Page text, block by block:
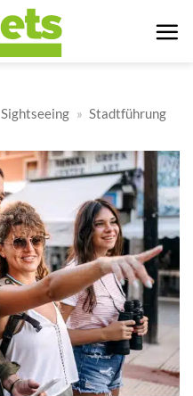
Sightseeing » Stadtführung